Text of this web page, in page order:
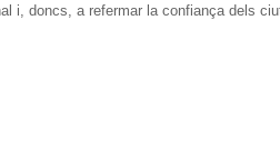
i, doncs, a refermar la confiança dels